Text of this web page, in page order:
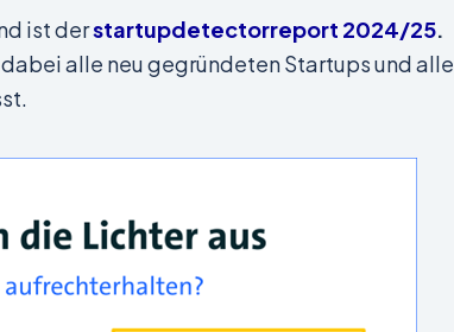
ist derstartupdetectorreport 2024/25.
alle neu gegründeten Startups und alle